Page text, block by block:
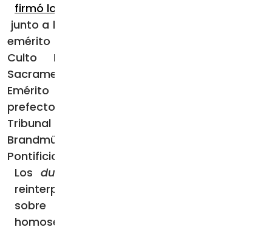
firmó los
junto a los Cardenales Robert Sarah, prefecto
emérito de la entonces Congregación para el
Culto Divino y la Disciplina de los
Sacramentos; Joseph Zen Ze-kiun, Obispo
Emérito de Hong Kong; Raymond Leo Burke,
prefecto emérito de la Signatura Apostólica, el
Tribunal Supremo de la Iglesia; y Walter
Brandmüller, presidente emérito del Comité
Pontificio para las Ciencias Históricas.
Losdubia
reinterpretación de la Revelación divina,
sobre las bendiciones a uniones
homosexuales y respecto a que la